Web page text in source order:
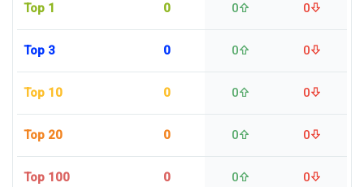
Top 1 0 0 0
Top 3 0 0 0
Top 10 0 0 0
Top 20 0 0 0
Top 100 0 0 0